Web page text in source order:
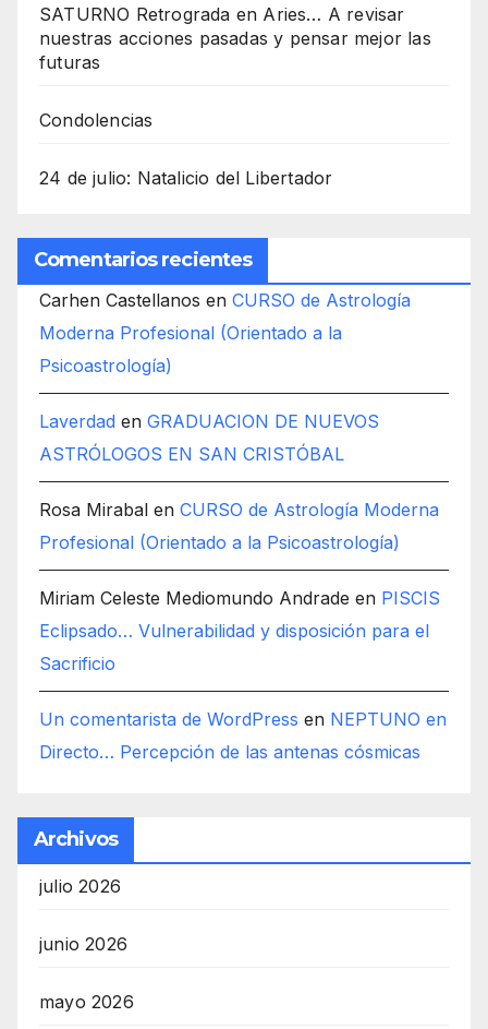
SATURNO Retrograda en Aries… A revisar
nuestras acciones pasadas y pensar mejor las
futuras
Condolencias
24 de julio: Natalicio del Libertador
Comentarios recientes
Carhen Castellanos en CURSO de Astrología
Moderna Profesional (Orientado a la
Psicoastrología)
Laverdad en GRADUACION DE NUEVOS
ASTRÓLOGOS EN SAN CRISTÓBAL
Rosa Mirabal en CURSO de Astrología Moderna
Profesional (Orientado a la Psicoastrología)
Miriam Celeste Mediomundo Andrade en PISCIS
Eclipsado… Vulnerabilidad y disposición para el
Sacrificio
Un comentarista de WordPress en NEPTUNO en
Directo… Percepción de las antenas cósmicas
Archivos
julio 2026
junio 2026
mayo 2026